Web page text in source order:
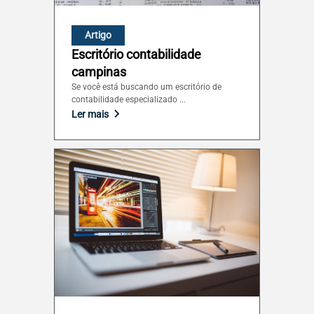
Sergipe (SE)
Tocantins (TO)
Brasilia (DF)
Artigo
Escritório contabilidade
campinas
Se você está buscando um escritório de
contabilidade especializado ...
Ler mais